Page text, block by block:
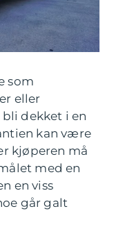
som
eller
dekket i en
kan være
kjøperen må
med en
en viss
går galt